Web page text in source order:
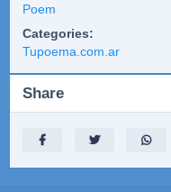
Poem
Categories:
Tupoema.com.ar
Share